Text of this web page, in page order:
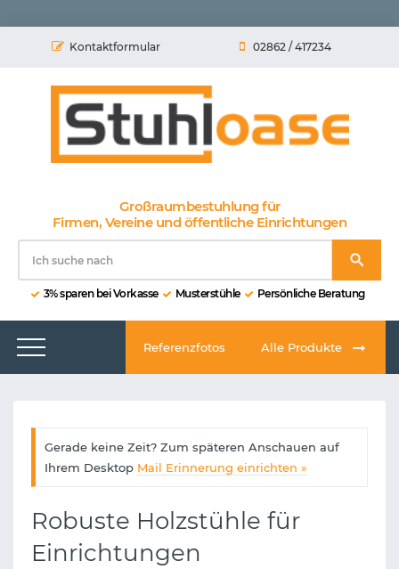
Kontaktformular 02862 / 417234
Großraumbestuhlung für
Firmen, Vereine und öffentliche Einrichtungen
3% sparen bei Vorkasse Musterstühle Persönliche Beratung
Referenzfotos Alle Produkte
Gerade keine Zeit? Zum späteren Anschauen auf
Ihrem Desktop Mail Erinnerung einrichten »
Robuste Holzstühle für
Einrichtungen